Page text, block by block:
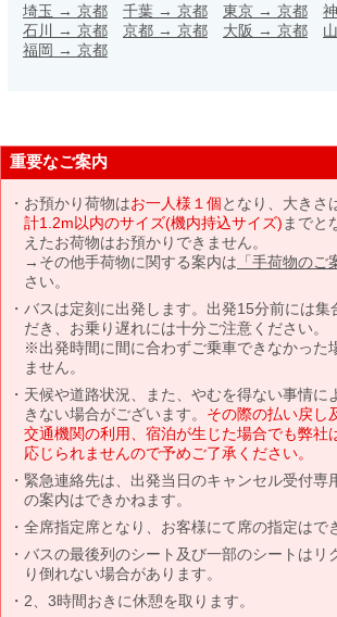
埼玉 → 京都 千葉 → 京都 東京 → 京都
石川 → 京都 京都 → 京都 大阪 → 京都
福岡 → 京都
重要なご案内
お預かり荷物はお一人様１個となり、大きさ
計1.2m以内のサイズ(機内持込サイズ) までと
えたお荷物はお預かりできません。
→その他手荷物に関する案内は 「手荷物の
さい。
バスは定刻に出発します。出発15分前には集
だき、お乗り遅れには十分ご注意ください。
※出発時間に間に合わずご乗車できなかった
ません。
天候や道路状況、また、やむを得ない事情に
きない場合がございます。 その際の払い戻し
交通機関の利用、宿泊が生じた場合でも弊社
応じられませんので予めご了承ください。
緊急連絡先は、出発当日のキャンセル受付専
の案内はできかねます。
全席指定席となり、お客様にて席の指定はで
バスの最後列のシート及び一部のシートはリ
り倒れない場合があります。
2、3時間おきに休憩を取ります。